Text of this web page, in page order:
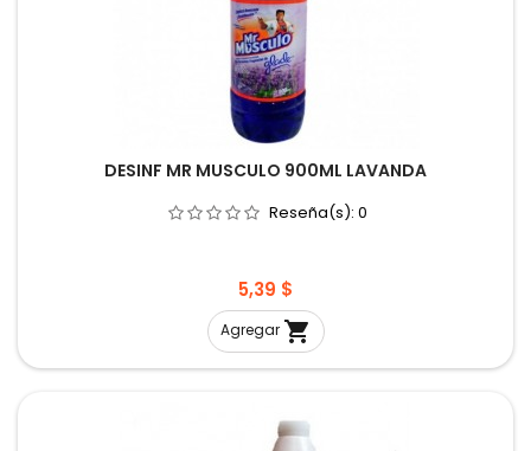
DESINF MR MUSCULO 900ML LAVANDA
Reseña(s): 0
Precio
5,39 $
Agregar 